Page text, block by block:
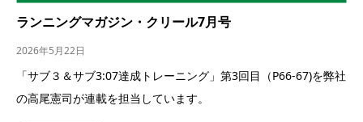
ランニングマガジン・クリール7月号
2026年5月22日
「サブ３＆サブ3:07達成トレーニング」第3回目（P66-67)を弊社
の高尾憲司が連載を担当しています。